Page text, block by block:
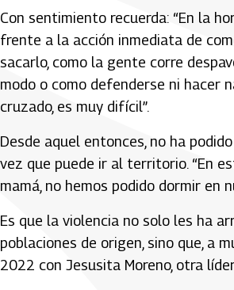
Con sentimiento recuerda: “En la
frente a la acción inmediata de
sacarlo, como la gente corre
modo o como defenderse ni hacer
cruzado, es muy difícil”.
Desde aquel entonces, no ha
vez que puede ir al territorio. “En
mamá, no hemos podido dormir en
Es que la violencia no solo les ha
poblaciones de origen, sino que, a
2022 con Jesusita Moreno, otra